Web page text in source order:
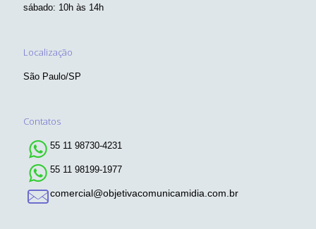
sábado: 10h às 14h
Localização
São Paulo/SP
Contatos
55 11 98730-4231
55 11 98199-1977
comercial@objetivacomunicamidia.com.br